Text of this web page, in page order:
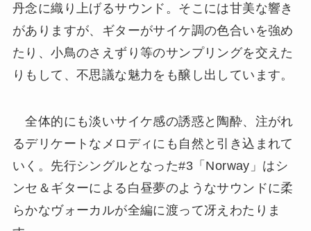
丹念に織り上げるサウンド。そこには甘美な響き
がありますが、ギターがサイケ調の色合いを強め
たり、小鳥のさえずり等のサンプリングを交えた
りもして、不思議な魅力をも醸し出しています。
全体的にも淡いサイケ感の誘惑と陶酔、注がれ
るデリケートなメロディにも自然と引き込まれて
いく。先行シングルとなった#3「Norway」はシ
ンセ＆ギターによる白昼夢のようなサウンドに柔
らかなヴォーカルが全編に渡って冴えわたりま